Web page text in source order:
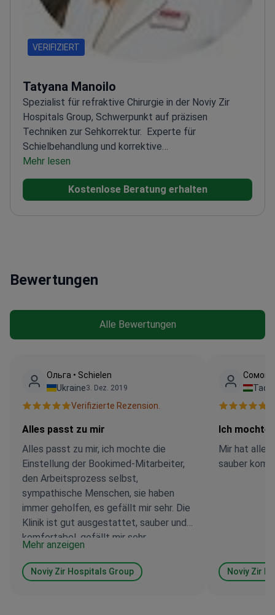
VERIFIZIERT
Tatyana Manoilo
Spezialist für refraktive Chirurgie in der Noviy Zir
Hospitals Group, Schwerpunkt auf präzisen
Techniken zur Sehkorrektur. Experte für
Schielbehandlung und korrektive
EingriffeSpezialisiert auf fortschrittliche Methoden
Einrichtung für AugenheilkundeEngagiert für die
Mehr lesen
Kostenlose Beratung erhalten
Bewertungen
Alle Bewertungen
Ольга • Schielen
Ukraine3. Dez. 2019
Verifizierte Rezension.
Alles passt zu mir
Alles passt zu mir, ich mochte die
Einstellung der Bookimed-Mitarbeiter,
den Arbeitsprozess selbst,
sympathische Menschen, sie haben
immer geholfen, es gefällt mir sehr. Die
Klinik ist gut ausgestattet, sauber und
komfortabel. gefällt mir sehr.
Mehr anzeigen
Noviy Zir Hospitals Group
Сомон
Ich mochte
Mir hat alles
sauber
Noviy Zir